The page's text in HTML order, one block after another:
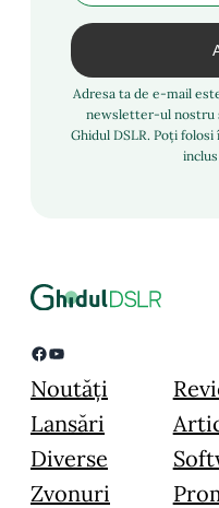
Adresa ta de e-mail
newsletter-ul nostru
Ghidul DSLR. Poți
Facebook YouTube
Noutăți
Lansări
Diverse
Zvonuri